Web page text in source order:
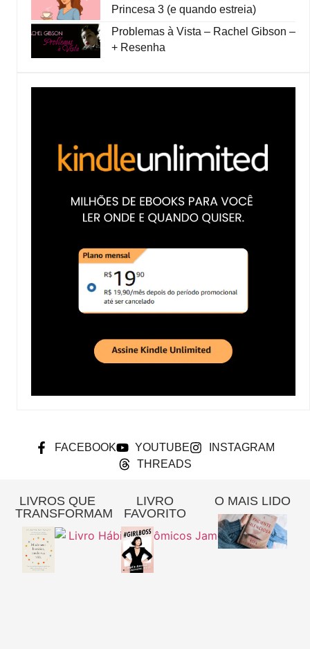
Princesa 3 (e quando estreia)
Problemas à Vista – Rachel Gibson –
+ Resenha
FACEBOOK YOUTUBE
INSTAGRAM
THREADS
LIVROS QUE
TRANSFORMAM
LIVRO
FAVORITO
O MAIS LIDO